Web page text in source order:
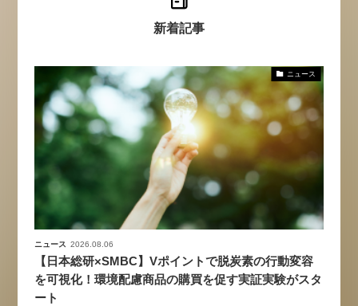
新着記事
ニュース
ニュース 2026.08.06
【日本総研×SMBC】Vポイントで脱炭素の行動変容
を可視化！環境配慮商品の購買を促す実証実験がスタ
ート